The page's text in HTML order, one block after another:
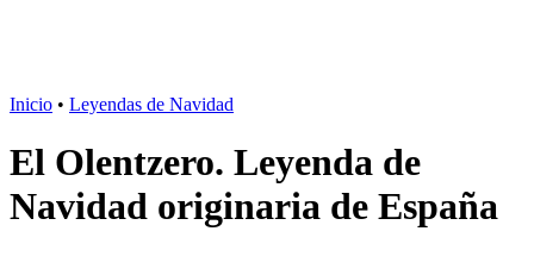
Inicio • Leyendas de Navidad
El Olentzero. Leyenda de
Navidad originaria de España